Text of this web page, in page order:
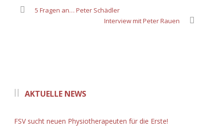
5 Fragen an… Peter Schädler
Interview mit Peter Rauen
AKTUELLE NEWS
FSV sucht neuen Physiotherapeuten für die Erste!